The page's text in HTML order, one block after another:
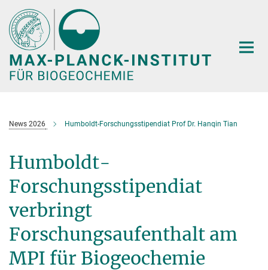
Hauptinhalt
News 2026 Humboldt-Forschungsstipendiat Prof Dr. Hanqin Tian
Humboldt-
Forschungsstipendiat
verbringt
Forschungsaufenthalt am
MPI für Biogeochemie